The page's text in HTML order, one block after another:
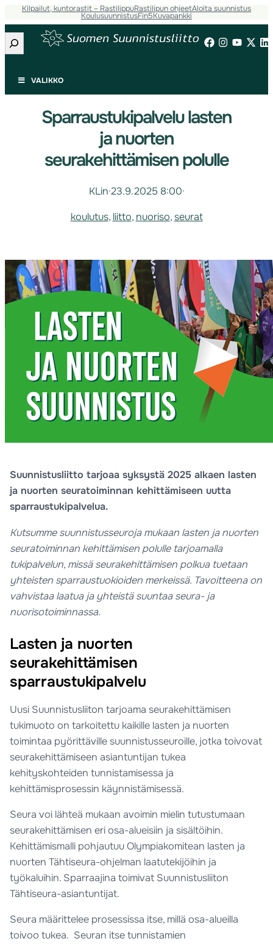
Kilpailut, kuntorastit – RastilippuRastilipun ohjeetAloita suunnistus
KoulusuunnistusFin5Kuvapankki
Etsi
VALIKKO
Sparraustukipalvelu lasten
ja nuorten
seurakehittämisen polulle
KLin·23.9.2025 8:00·
koulutus, liitto, nuoriso, seurat
Suunnistusliitto tarjoaa syksystä 2025 alkaen lasten
ja nuorten seuratoiminnan kehittämiseen uutta
sparraustukipalvelua.
Kutsumme suunnistusseuroja mukaan lasten ja nuorten
seuratoiminnan kehittämisen polulle tarjoamalla
tukipalvelun, missä seurakehittämisen polkua tuetaan
yhteisten sparraustuokioiden merkeissä. Tavoitteena on
vahvistaa laatua ja yhteistä suuntaa seura- ja
nuorisotoiminnassa.
Lasten ja nuorten
seurakehittämisen
sparraustukipalvelu
Uusi Suunnistusliiton tarjoama seurakehittämisen
tukimuoto on tarkoitettu kaikille lasten ja nuorten
toimintaa pyörittäville suunnistusseuroille, jotka toivovat
seurakehittämiseen asiantuntijan tukea
kehityskohteiden tunnistamisessa ja
kehittämisprosessin käynnistämisessä.
Seura voi lähteä mukaan avoimin mielin tutustumaan
seurakehittämisen eri osa-alueisiin ja sisältöihin.
Kehittämismalli pohjautuu Olympiakomitean lasten ja
nuorten Tähtiseura-ohjelman laatutekijöihin ja
työkaluihin. Sparraajina toimivat Suunnistusliiton
Tähtiseura-asiantuntijat.
Seura määrittelee prosessissa itse, millä osa-alueilla
toivoo tukea. Seuran itse tunnistamien